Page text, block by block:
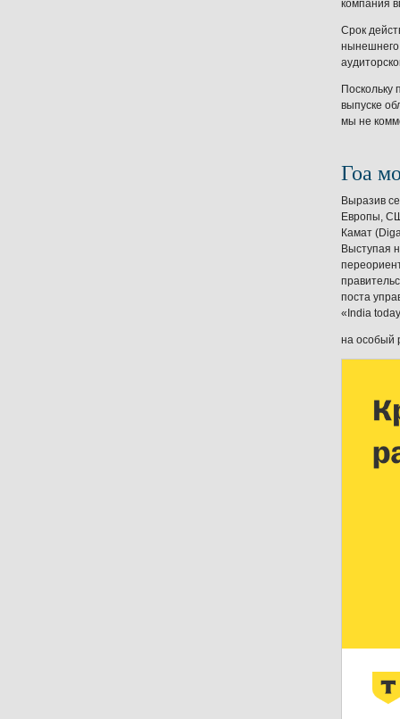
компания
Срок
нынешнего
Поскольку
выпуске
мы не
Гоа
Выразив
Европы,
Камат
Выступая
поста
«India
на особый